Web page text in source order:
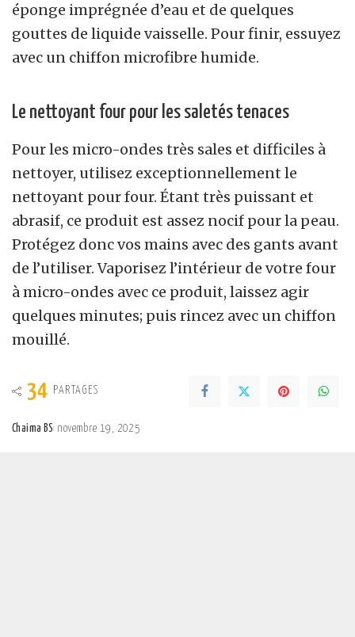
éponge imprégnée d’eau et de quelques
gouttes de liquide vaisselle. Pour finir, essuyez
avec un chiffon microfibre humide.
Le nettoyant four pour les saletés tenaces
Pour les micro-ondes très sales et difficiles à
nettoyer, utilisez exceptionnellement le
nettoyant pour four. Étant très puissant et
abrasif, ce produit est assez nocif pour la peau.
Protégez donc vos mains avec des gants avant
de l’utiliser. Vaporisez l’intérieur de votre four
à micro-ondes avec ce produit, laissez agir
quelques minutes; puis rincez avec un chiffon
mouillé.
34 PARTAGES
Chaima BS novembre 19, 2025